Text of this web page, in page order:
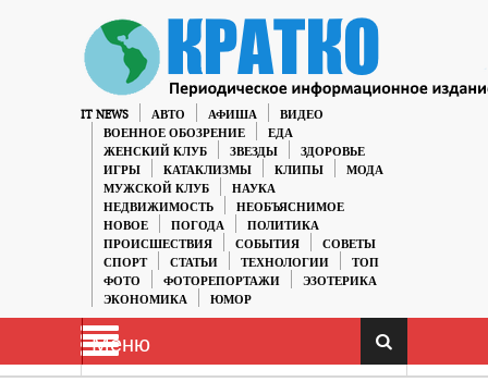
IT NEWS АВТО АФИША
ВИДЕО
ВОЕННОЕ ОБОЗРЕНИЕ
ЕДА
ЖЕНСКИЙ КЛУБ
ЗВЕЗДЫ
ЗДОРОВЬЕ
ИГРЫ
КАТАКЛИЗМЫ КЛИПЫ
МОДА
МУЖСКОЙ КЛУБ
НАУКА
НЕДВИЖИМОСТЬ
НЕОБЪЯСНИМОЕ
НОВОЕ
ПОГОДА
ПОЛИТИКА
ПРОИСШЕСТВИЯ
СОБЫТИЯ
СОВЕТЫ
СПОРТ
СТАТЬИ ТЕХНОЛОГИИ
ТОП
ФОТО
ФОТОРЕПОРТАЖИ
ЭЗОТЕРИКА
ЭКОНОМИКА
ЮМОР
Меню